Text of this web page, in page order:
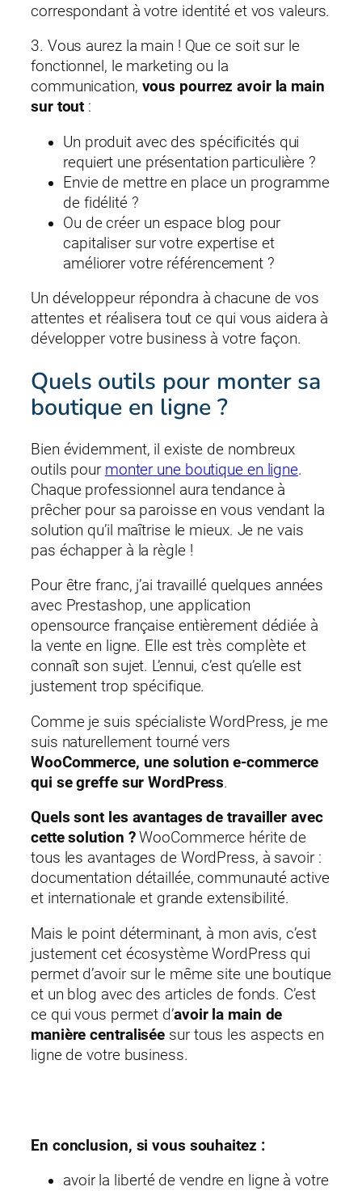
correspondant à votre identité et vos valeurs.
3. Vous aurez la main ! Que ce soit sur le
fonctionnel, le marketing ou la
communication, vous pourrez avoir la main
sur tout :
Un produit avec des spécificités qui
requiert une présentation particulière ?
Envie de mettre en place un programme
de fidélité ?
Ou de créer un espace blog pour
capitaliser sur votre expertise et
améliorer votre référencement ?
Un développeur répondra à chacune de vos
attentes et réalisera tout ce qui vous aidera à
développer votre business à votre façon.
Quels outils pour monter sa
boutique en ligne ?
Bien évidemment, il existe de nombreux
outils pour monter une boutique en ligne.
Chaque professionnel aura tendance à
prêcher pour sa paroisse en vous vendant la
solution qu’il maîtrise le mieux. Je ne vais
pas échapper à la règle !
Pour être franc, j’ai travaillé quelques années
avec Prestashop, une application
opensource française entièrement dédiée à
la vente en ligne. Elle est très complète et
connaît son sujet. L’ennui, c’est qu’elle est
justement trop spécifique.
Comme je suis spécialiste WordPress, je me
suis naturellement tourné vers
WooCommerce, une solution e-commerce
qui se greffe sur WordPress.
Quels sont les avantages de travailler avec
cette solution ?WooCommerce hérite de
tous les avantages de WordPress, à savoir :
documentation détaillée, communauté active
et internationale et grande extensibilité.
Mais le point déterminant, à mon avis, c’est
justement cet écosystème WordPress qui
permet d’avoir sur le même site une boutique
et un blog avec des articles de fonds. C’est
ce qui vous permet d’avoir la main de
manière centralisée sur tous les aspects en
ligne de votre business.
En conclusion, si vous souhaitez :
avoir la liberté de vendre en ligne à votre